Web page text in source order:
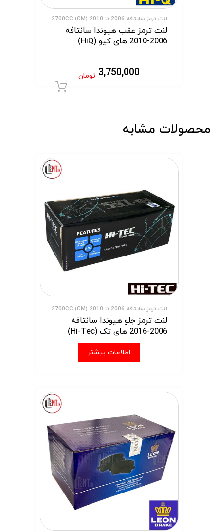
لنت ترمز سانتافه 2006 تا 2010 (CM) 2700CC
لنت ترمز عقب هیوندا سانتافه
2006-2010 های کیو (HiQ)
3,750,000 تومان
محصولات مشابه
لنت ترمز سانتافه 2006 تا 2010 (CM) 2700CC
لنت ترمز جلو هیوندا سانتافه
2006-2016 های تک (Hi-Tec)
اطلاعات بیشتر